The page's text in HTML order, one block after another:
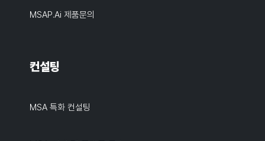
MSAP.ai 제품문의
컨설팅
MSA 특화 컨설팅